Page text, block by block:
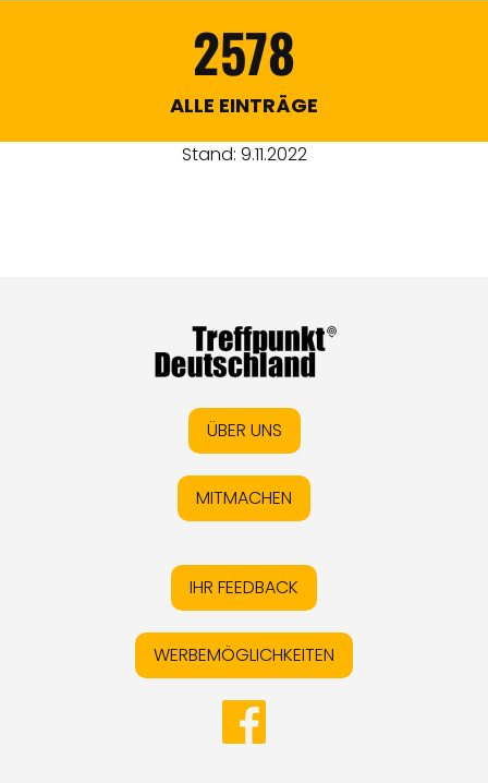
2578
ALLE EINTRÄGE
Stand: 9.11.2022
ÜBER UNS
MITMACHEN
IHR FEEDBACK
WERBEMÖGLICHKEITEN